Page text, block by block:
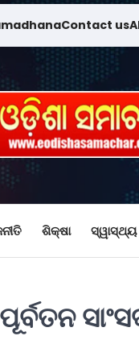
Contact us
ଶିକ୍ଷା ସ୍ୱାସ୍ଥ୍ୟ